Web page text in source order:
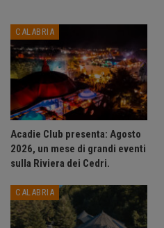
CALABRIA
Acadie Club presenta: Agosto
2026, un mese di grandi eventi
sulla Riviera dei Cedri.
CALABRIA